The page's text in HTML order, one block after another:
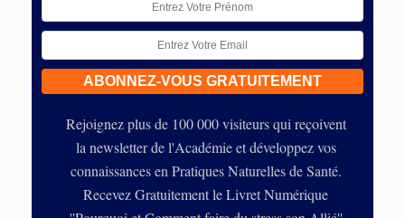
Rejoignez plus de 100 000 visiteurs qui reçoivent
la newsletter de l'Académie et développez vos
connaissances en Pratiques Naturelles de Santé.
Recevez Gratuitement le Livret Numérique